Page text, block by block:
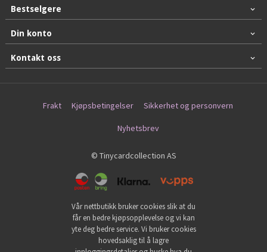
Bestselgere
Din konto
Kontakt oss
Frakt Kjøpsbetingelser Sikkerhet og personvern
Nyhetsbrev
© Tinycardcollection AS
Vår nettbutikk bruker cookies slik at du
får en bedre kjøpsopplevelse og vi kan
yte deg bedre service. Vi bruker cookies
hovedsaklig til å lagre